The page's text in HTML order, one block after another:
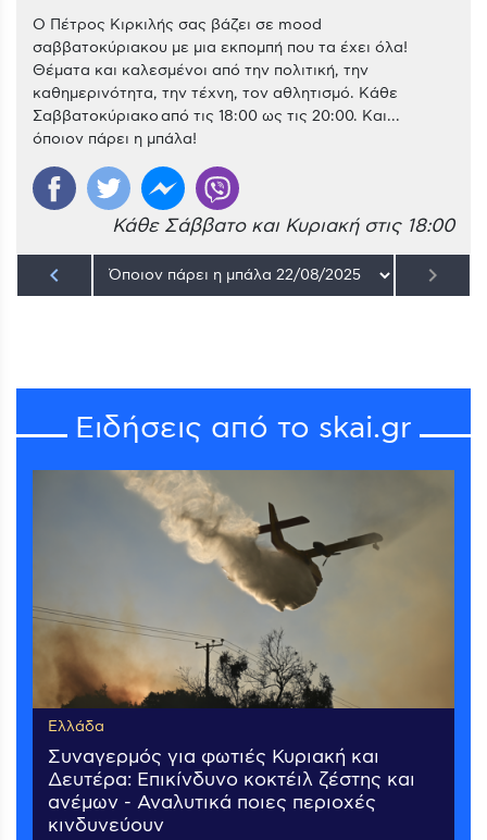
Ο Πέτρος Κιρκιλής σας βάζει σε mood
σαββατοκύριακου με μια εκπομπή που τα έχει όλα!
Θέματα και καλεσμένοι από την πολιτική, την
καθημερινότητα, την τέχνη, τον αθλητισμό. Κάθε
Σαββατοκύριακο από τις 18:00 ως τις 20:00. Και...
όποιον πάρει η μπάλα!
Κάθε Σάββατο και Κυριακή στις 18:00
keyboard_arrow_left keyboard_arrow_right
Ειδήσεις από το skai.gr
Ελλάδα
Συναγερμός για φωτιές Κυριακή και
Δευτέρα: Επικίνδυνο κοκτέιλ ζέστης και
ανέμων - Αναλυτικά ποιες περιοχές
κινδυνεύουν